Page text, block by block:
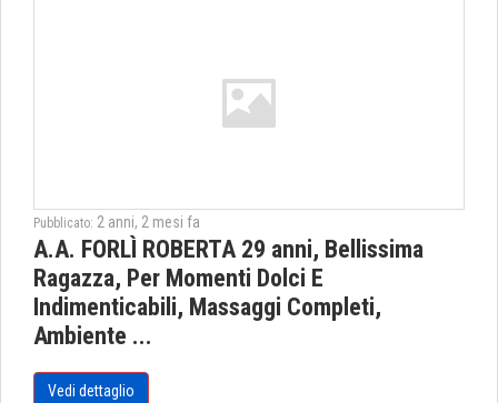
Pubblicato: 2 anni, 2 mesi fa
A.A. FORLÌ ROBERTA 29 anni, Bellissima
Ragazza, Per Momenti Dolci E
Indimenticabili, Massaggi Completi,
Ambiente ...
Vedi dettaglio